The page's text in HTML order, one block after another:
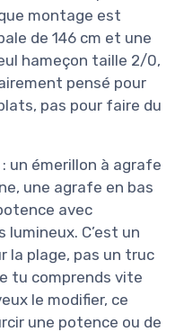
montage est
de 146 cm et une
hameçon taille 2/0,
pensé pour
pas pour faire du
un émerillon à agrafe
une agrafe en bas
avec
lumineux. C’est un
la plage, pas un truc
tu comprends vite
le modifier, ce
une potence ou de